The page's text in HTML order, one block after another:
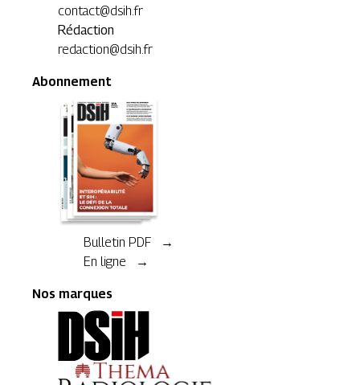
contact@dsih.fr
Rédaction
redaction@dsih.fr
Abonnement
Bulletin PDF →
En ligne →
Nos marques